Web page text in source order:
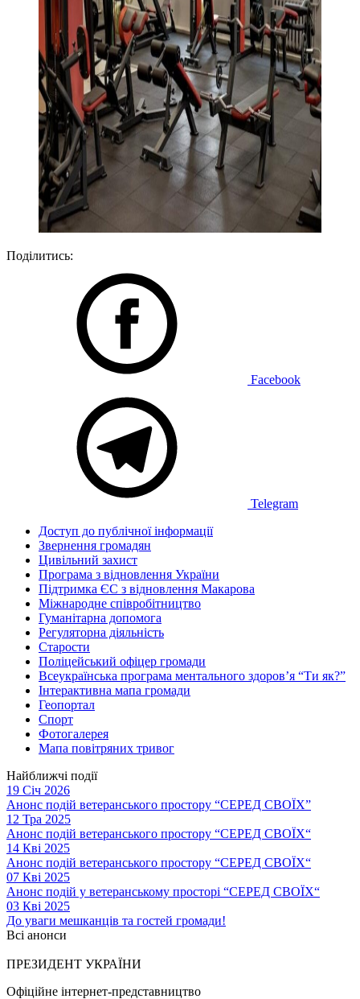
Поділитись:
Facebook
Telegram
Доступ до публічної інформації
Звернення громадян
Цивільний захист
Програма з відновлення України
Підтримка ЄС з відновлення Макарова
Міжнародне співробітництво
Гуманітарна допомога
Регуляторна діяльність
Старости
Поліцейський офіцер громади
Всеукраїнська програма ментального здоров’я “Ти як?”
Інтерактивна мапа громади
Геопортал
Спорт
Фотогалерея
Мапа повітряних тривог
Найближчі події
19 Січ 2026
Анонс подій ветеранського простору “СЕРЕД СВОЇХ”
12 Тра 2025
Анонс подій ветеранського простору “СЕРЕД СВОЇХ“
14 Кві 2025
Анонс подій ветеранського простору “СЕРЕД СВОЇХ“
07 Кві 2025
Анонс подій у ветеранському просторі “СЕРЕД СВОЇХ“
03 Кві 2025
До уваги мешканців та гостей громади!
Всі анонси
ПРЕЗИДЕНТ УКРАЇНИ
Офіційне інтернет-представництво